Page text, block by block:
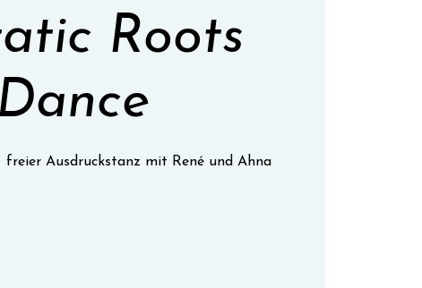
Roots
Dance
freier Ausdruckstanz mit René und Ahna